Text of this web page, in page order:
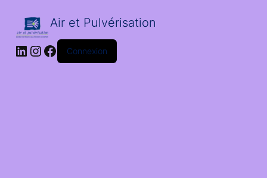
Air et Pulvérisation
LinkedIn
Instagram
Facebook
Connexion